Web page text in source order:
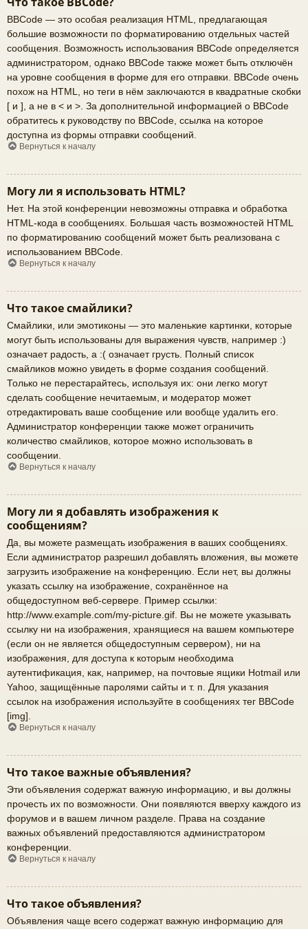
BBCode — это особая реализация HTML, предлагающая
большие возможности по форматированию отдельных частей
сообщения. Возможность использования BBCode определяется
администратором, однако BBCode также может быть отключён
на уровне сообщения в форме для его отправки. BBCode очень
похож на HTML, но теги в нём заключаются в квадратные скобки
[ и ], а не в < и >. За дополнительной информацией о BBCode
обратитесь к руководству по BBCode, ссылка на которое
доступна из формы отправки сообщений.
Вернуться к началу
Могу ли я использовать HTML?
Нет. На этой конференции невозможны отправка и обработка
HTML-кода в сообщениях. Большая часть возможностей HTML
по форматированию сообщений может быть реализована с
использованием BBCode.
Вернуться к началу
Что такое смайлики?
Смайлики, или эмотиконы — это маленькие картинки, которые
могут быть использованы для выражения чувств, например :)
означает радость, а :( означает грусть. Полный список
смайликов можно увидеть в форме создания сообщений.
Только не перестарайтесь, используя их: они легко могут
сделать сообщение нечитаемым, и модератор может
отредактировать ваше сообщение или вообще удалить его.
Администратор конференции также может ограничить
количество смайликов, которое можно использовать в
сообщении.
Вернуться к началу
Могу ли я добавлять изображения к
сообщениям?
Да, вы можете размещать изображения в ваших сообщениях.
Если администратор разрешил добавлять вложения, вы можете
загрузить изображение на конференцию. Если нет, вы должны
указать ссылку на изображение, сохранённое на
общедоступном веб-сервере. Пример ссылки:
http://www.example.com/my-picture.gif. Вы не можете указывать
ссылку ни на изображения, хранящиеся на вашем компьютере
(если он не является общедоступным сервером), ни на
изображения, для доступа к которым необходима
аутентификация, как, например, на почтовые ящики Hotmail или
Yahoo, защищённые паролями сайты и т. п. Для указания
ссылок на изображения используйте в сообщениях тег BBCode
[img].
Вернуться к началу
Что такое важные объявления?
Эти объявления содержат важную информацию, и вы должны
прочесть их по возможности. Они появляются вверху каждого из
форумов и в вашем личном разделе. Права на создание
важных объявлений предоставляются администратором
конференции.
Вернуться к началу
Что такое объявления?
Объявления чаще всего содержат важную информацию для